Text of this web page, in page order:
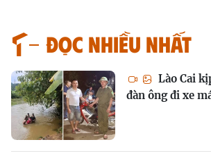
Đọc nhiều nhất
Lào Cai
đàn ông đi xe